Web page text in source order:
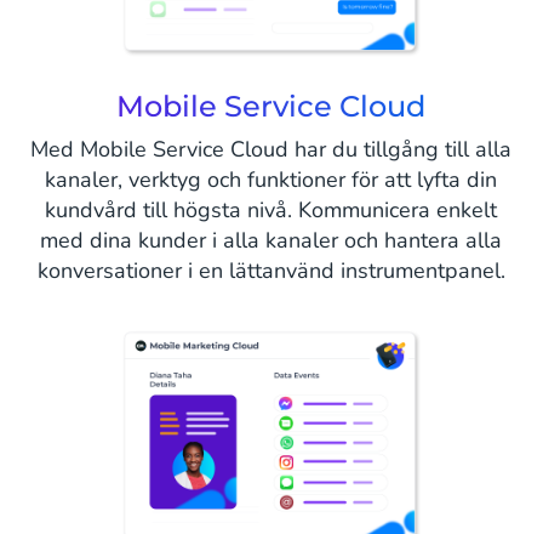
Mobile Service Cloud
Med Mobile Service Cloud har du tillgång till alla
kanaler, verktyg och funktioner för att lyfta din
kundvård till högsta nivå. Kommunicera enkelt
med dina kunder i alla kanaler och hantera alla
konversationer i en lättanvänd instrumentpanel.